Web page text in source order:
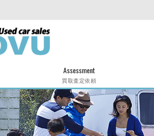
Assessment
買取査定依頼